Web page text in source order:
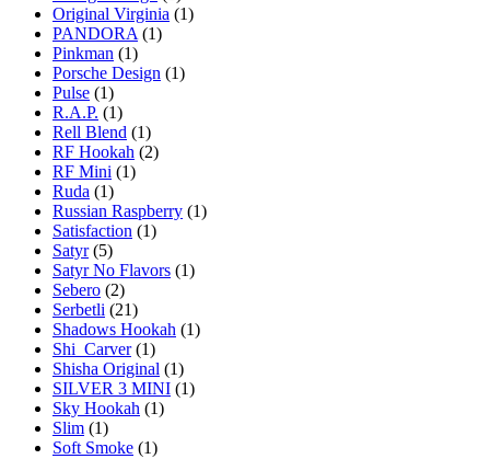
Original Virginia (1)
PANDORA (1)
Pinkman (1)
Porsche Design (1)
Pulse (1)
R.A.P. (1)
Rell Blend (1)
RF Hookah (2)
RF Mini (1)
Ruda (1)
Russian Raspberry (1)
Satisfaction (1)
Satyr(5)
Satyr No Flavors (1)
Sebero (2)
Serbetli (21)
Shadows Hookah (1)
Shi_Carver(1)
Shisha Original (1)
SILVER 3 MINI (1)
Sky Hookah (1)
Slim (1)
Soft Smoke (1)